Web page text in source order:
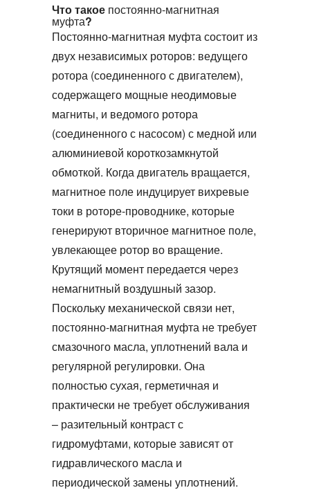
Что такое постоянно-магнитная
муфта?
Постоянно-магнитная муфтасостоит из
двух независимых роторов: ведущего
ротора (соединенного с двигателем),
содержащего мощные неодимовые
магниты, и ведомого ротора
(соединенного с насосом) с медной или
алюминиевой короткозамкнутой
обмоткой. Когда двигатель вращается,
магнитное поле индуцирует вихревые
токи в роторе-проводнике, которые
генерируют вторичное магнитное поле,
увлекающее ротор во вращение.
Крутящий момент передается через
немагнитный воздушный зазор.
Поскольку механической связи нет,
постоянно-магнитная муфтане требует
смазочного масла, уплотнений вала и
регулярной регулировки. Она
полностью сухая, герметичная и
практически не требует обслуживания
– разительный контраст с
гидромуфтами, которые зависят от
гидравлического масла и
периодической замены уплотнений.